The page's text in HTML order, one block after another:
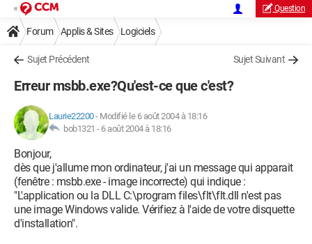
Question
Forum Applis & Sites Logiciels
Sujet Précédent Sujet Suivant
Erreur msbb.exe?Qu'est-ce que c'est?
Laurie22200- Modifié le 6 août 2004 à 18:16
bob1321 - 6 août 2004 à 18:16
Bonjour,
dès que j'allume mon ordinateur, j'ai un message qui apparait
(fenêtre : msbb.exe - image incorrecte) qui indique :
"L'application ou la DLL C:\program files\flt\flt.dll n'est pas
une image Windows valide. Vérifiez à l'aide de votre disquette
d'installation".